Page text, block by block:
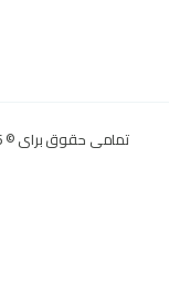
تمامی حقوق برای © 2026 CLOUD FOREST INFRASTRUCTURE S.R.L.. محفوط می باشد.